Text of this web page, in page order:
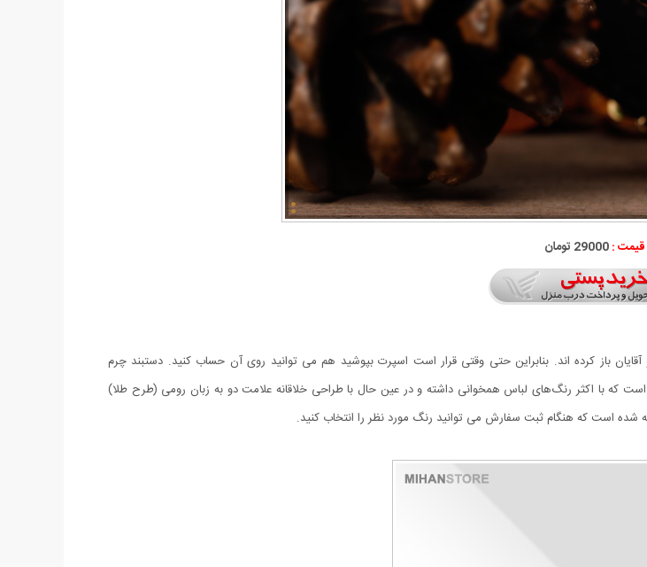
قیمت :29000 تومان
باز کرده اند. بنابراین حتی وقتی قرار است اسپرت بپوشید هم می توانید روی آن حساب کنید. دستبند چرم
که با اکثر رنگ‌های لباس همخوانی داشته و در عین حال با طراحی خلاقانه علامت دو به زبان رومی (طرح طلا)
است که هنگام ثبت سفارش می توانید رنگ مورد نظر را انتخاب کنید.